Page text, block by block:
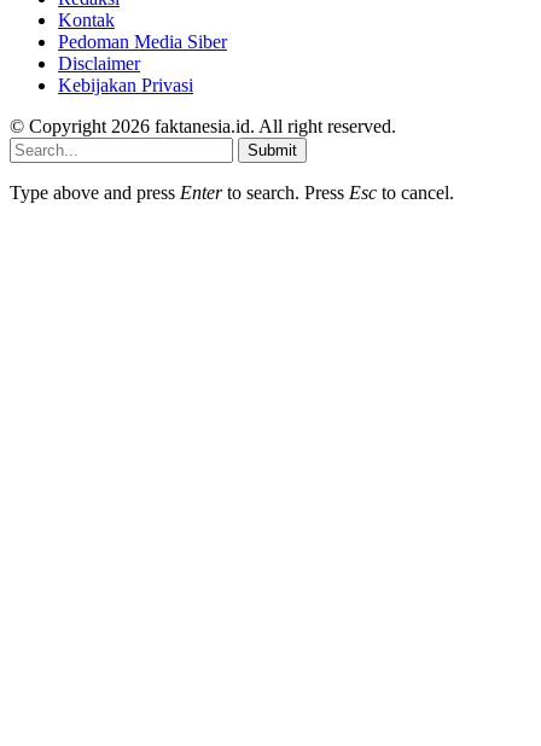
Kontak
Pedoman Media Siber
Disclaimer
Kebijakan Privasi
© Copyright 2026 faktanesia.id. All right reserved.
Submit
Type above and press Enterto search. Press Esc to cancel.